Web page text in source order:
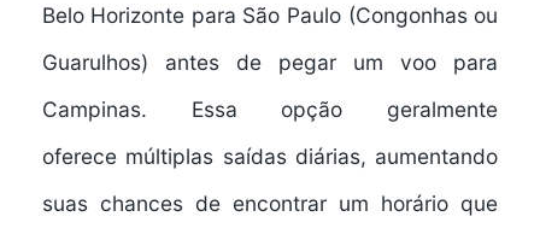
Belo Horizonte para São Paulo (Congonhas ou
Guarulhos) antes de pegar um voo para
Campinas. Essa opção geralmente
oferece múltiplas saídas diárias, aumentando
suas chances de encontrar um horário que